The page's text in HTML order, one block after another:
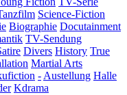
Science-Fiction
Biographie Docutainment
TV-Sendung
Divers History True
Martial Arts
-Austellung Halle
Kdrama